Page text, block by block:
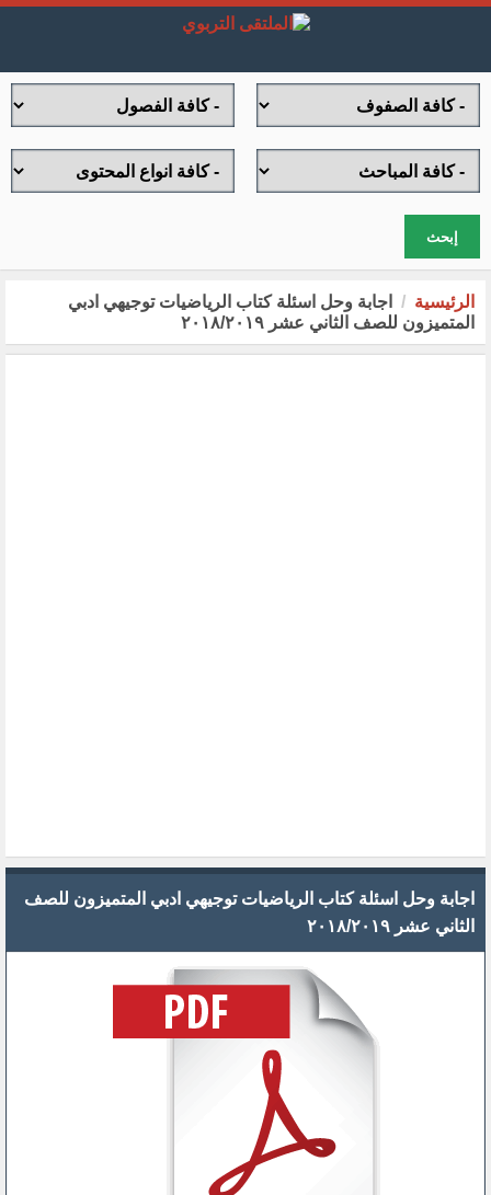
إبحث
الرئيسية
اجابة وحل اسئلة كتاب الرياضيات توجيهي ادبي
المتميزون للصف الثاني عشر ٢٠١٨/٢٠١٩
اجابة وحل اسئلة كتاب الرياضيات توجيهي ادبي المتميزون للصف
الثاني عشر ٢٠١٨/٢٠١٩